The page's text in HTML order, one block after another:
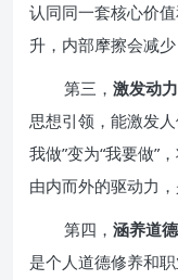
认同同一套核心价
升，内部摩擦会减
第三， 激发动
思想引领，能激发
我做”变为“我要做”
由内而外的驱动力
第四， 涵养道
是个人道德修养和